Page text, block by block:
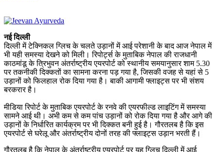
नई दिल्ली
दिल्ली में टेक्निकल ग्लिच के चलते उड़ानों में आई परेशानी के बाद आज नेपाल में
भी यही समस्या देखने को मिली। रिपोर्ट्स के मुताबिक नेपाल की राजधानी
काठमांडू के त्रिभुवन अंतर्राष्ट्रीय एयरपोर्ट को स्थानीय समयानुसार शाम 5.30
पर तकनीकी दिक्कतों का सामना करना पड़ गया है, जिसकी वजह से यहां से 5
उड़ानों को फिलहाल रोक दिया गया है। बाकी आगामी फ्लाइट्स पर भी संशय
बरकरार है।
मीडिया रिपोर्ट के मुताबिक एयरपोर्ट के रनवे की एयरफील्ड लाइटिंग में समस्या
सामने आई थी। अभी कम से कम पांच उड़ानों को रोक दिया गया है और आगे की
उड़ानों के निर्धारित कार्यक्रम पर भी दिक्कत बनी हुई है। गौरतलब है कि इस
एयरपोर्ट से घरेलू और अंतर्राष्ट्रीय दोनों तरह की फ्लाइट्स उड़ान भरती हैं।
गौरतलब है कि नेपाल के अंतर्राष्ट्रीय एयरपोर्ट पर यह ग्लिच दिल्ली में आई